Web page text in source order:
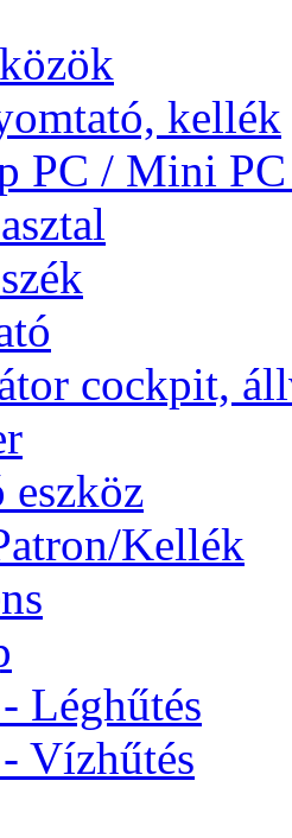
kellék
PC / Mini
cockpit,
Kellék
Léghűtés
Vízhűtés